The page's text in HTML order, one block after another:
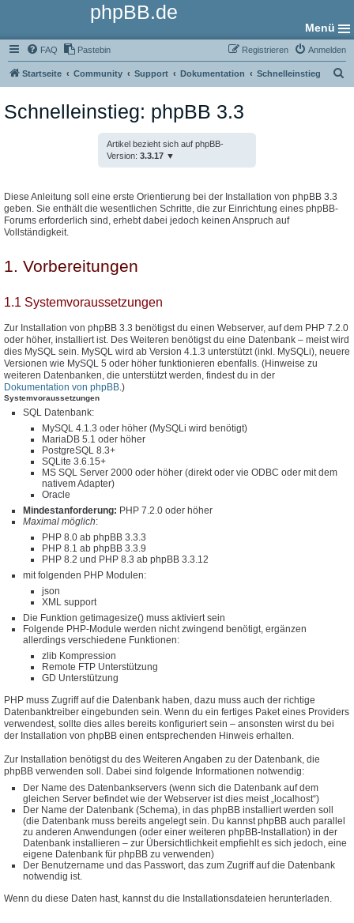
phpBB.de
Menü
FAQ Pastebin Anmelden
Registrieren
Startseite Community Support Dokumentation Schnelleinstieg
Schnelleinstieg: phpBB 3.3
Artikel bezieht sich auf phpBB-
Version: 3.3.17
Diese Anleitung soll eine erste Orientierung bei der Installation von phpBB 3.3
geben. Sie enthält die wesentlichen Schritte, die zur Einrichtung eines phpBB-
Forums erforderlich sind, erhebt dabei jedoch keinen Anspruch auf
Vollständigkeit.
1. Vorbereitungen
1.1 Systemvoraussetzungen
Zur Installation von phpBB 3.3 benötigst du einen Webserver, auf dem PHP 7.2.0
oder höher, installiert ist. Des Weiteren benötigst du eine Datenbank – meist wird
dies MySQL sein. MySQL wird ab Version 4.1.3 unterstützt (inkl. MySQLi), neuere
Versionen wie MySQL 5 oder höher funktionieren ebenfalls. (Hinweise zu
weiteren Datenbanken, die unterstützt werden, findest du in der
Dokumentation von phpBB.)
Systemvoraussetzungen
SQL Datenbank:
MySQL 4.1.3 oder höher (MySQLi wird benötigt)
MariaDB 5.1 oder höher
PostgreSQL 8.3+
SQLite 3.6.15+
MS SQL Server 2000 oder höher (direkt oder vie ODBC oder mit dem
nativem Adapter)
Oracle
Mindestanforderung: PHP 7.2.0 oder höher
Maximal möglich:
PHP 8.0 ab phpBB 3.3.3
PHP 8.1 ab phpBB 3.3.9
PHP 8.2 und PHP 8.3 ab phpBB 3.3.12
mit folgenden PHP Modulen:
json
XML support
Die Funktion getimagesize() muss aktiviert sein
Folgende PHP-Module werden nicht zwingend benötigt, ergänzen
allerdings verschiedene Funktionen:
zlib Kompression
Remote FTP Unterstützung
GD Unterstützung
PHP muss Zugriff auf die Datenbank haben, dazu muss auch der richtige
Datenbanktreiber eingebunden sein. Wenn du ein fertiges Paket eines Providers
verwendest, sollte dies alles bereits konfiguriert sein – ansonsten wirst du bei
der Installation von phpBB einen entsprechenden Hinweis erhalten.
Zur Installation benötigst du des Weiteren Angaben zu der Datenbank, die
phpBB verwenden soll. Dabei sind folgende Informationen notwendig:
Der Name des Datenbankservers (wenn sich die Datenbank auf dem
gleichen Server befindet wie der Webserver ist dies meist „localhost“)
Der Name der Datenbank (Schema), in das phpBB installiert werden soll
(die Datenbank muss bereits angelegt sein. Du kannst phpBB auch parallel
zu anderen Anwendungen (oder einer weiteren phpBB-Installation) in der
Datenbank installieren – zur Übersichtlichkeit empfiehlt es sich jedoch, eine
eigene Datenbank für phpBB zu verwenden)
Der Benutzername und das Passwort, das zum Zugriff auf die Datenbank
notwendig ist.
Wenn du diese Daten hast, kannst du die Installationsdateien herunterladen.